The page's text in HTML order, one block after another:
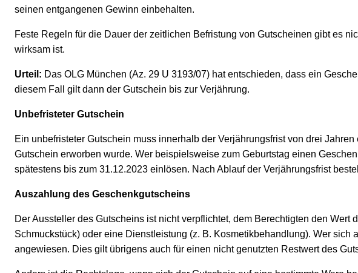
seinen entgangenen Gewinn einbehalten.
Feste Regeln für die Dauer der zeitlichen Befristung von Gutscheinen gibt es
wirksam ist.
Urteil: Das OLG München (Az. 29 U 3193/07) hat entschieden, dass ein
diesem Fall gilt dann der Gutschein bis zur Verjährung.
Unbefristeter Gutschein
Ein unbefristeter Gutschein muss innerhalb der Verjährungsfrist von drei
Gutschein erworben wurde. Wer beispielsweise zum Geburtstag einen
spätestens bis zum 31.12.2023 einlösen. Nach Ablauf der Verjährungsfrist
Auszahlung des Geschenkgutscheins
Der Aussteller des Gutscheins ist nicht verpflichtet, dem Berechtigten den
Schmuckstück) oder eine Dienstleistung (z. B. Kosmetikbehandlung). Wer
angewiesen. Dies gilt übrigens auch für einen nicht genutzten Restwert des